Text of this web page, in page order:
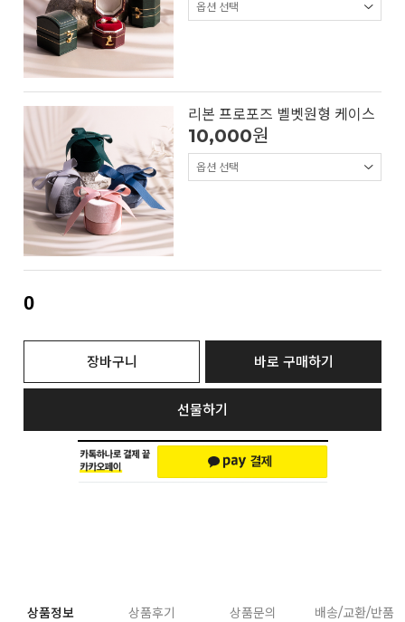
리본 프로포즈 벨벳원형 케이스
10,000원
0
장바구니 바로 구매하기
선물하기
상품정보 상품후기 상품문의 배송/교환/반품